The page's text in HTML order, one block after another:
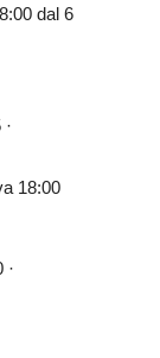
dal 6
18:00
·